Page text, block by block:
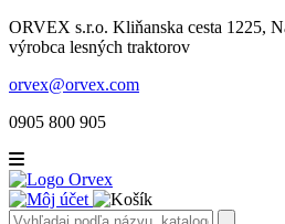
ORVEX s.r.o. Kliňanska cesta 1225,
výrobca lesných traktorov
orvex@orvex.com
0905 800 905